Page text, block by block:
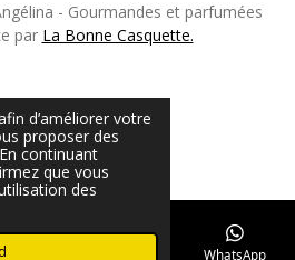
d’améliorer votre
proposer des
continuant
que vous
des
o
o
g
r
k
- Gourmandes et parfumées
par La Bonne Casquette.
WhatsApp